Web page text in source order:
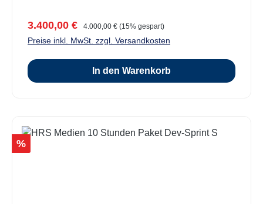
Verkaufspreis:
3.400,00 € Regulärer Preis:
4.000,00 € (15% gespart)
Preise inkl. MwSt. zzgl. Versandkosten
In den Warenkorb
Rabatt
%